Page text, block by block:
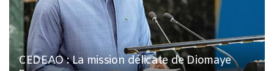
CEDEAO : La mission délicate de Diomaye